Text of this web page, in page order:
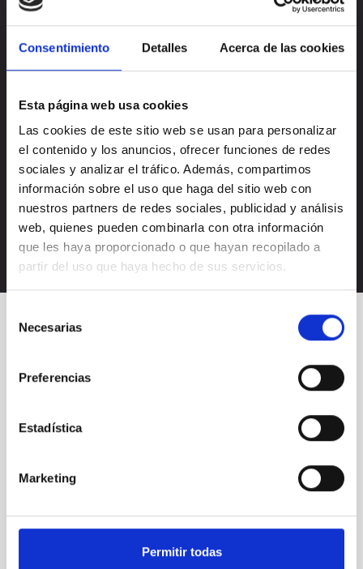
Consentimiento Detalles Acerca de las cookies
Esta página web usa cookies
Las cookies de este sitio web se usan para personalizar
el contenido y los anuncios, ofrecer funciones de redes
sociales y analizar el tráfico. Además, compartimos
información sobre el uso que haga del sitio web con
nuestros partners de redes sociales, publicidad y análisis
web, quienes pueden combinarla con otra información
que les haya proporcionado o que hayan recopilado a
partir del uso que haya hecho de sus servicios.
Necesarias
Preferencias
Estadística
Marketing
Permitir todas
Acepto lapolítica de privacidad
Acepto recibir novedades de